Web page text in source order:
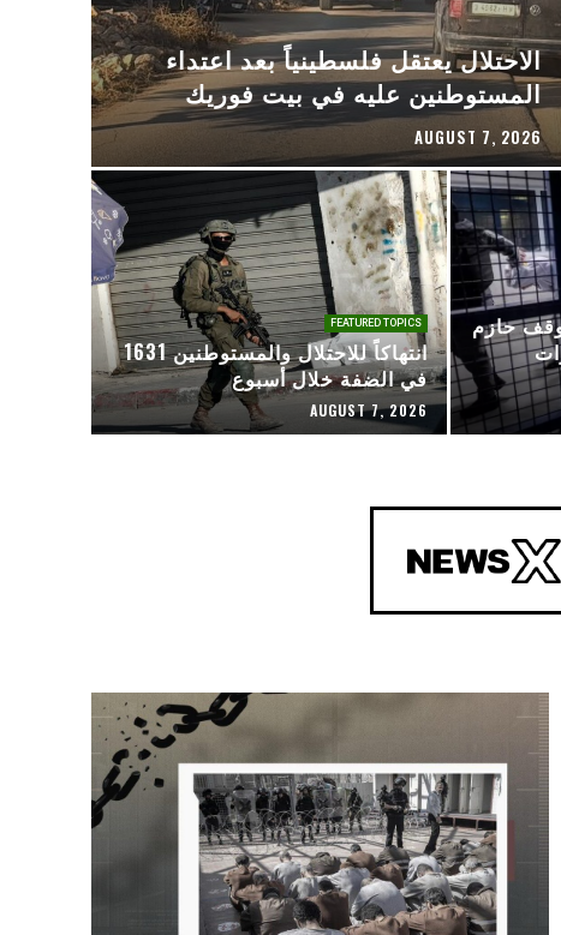
الاحتلال يعتقل فلسطينياً بعد اعتداء
المستوطنين عليه في بيت فوريك
AUGUST 7, 2026
FEATURED TOPICS
1631 انتهاكاً للاحتلال والمستوطنين
في الضفة خلال أسبوع
AUGUST 7, 2026
حازم